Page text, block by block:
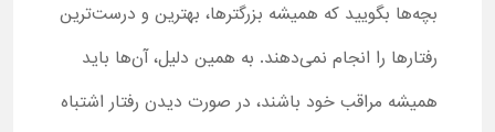
بچه‌ها بگویید که همیشه بزرگترها، بهترین و درست‌ترین
رفتارها را انجام نمی‌دهند. به همین دلیل، آن‌ها باید
همیشه مراقب خود باشند، در صورت دیدن رفتار اشتباه